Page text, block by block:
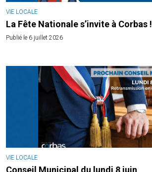
VIE LOCALE
La Fête Nationale s’invite à Corbas !
Publié le 6 juillet 2026
VIE LOCALE
Conseil Municipal du lundi 8 juin